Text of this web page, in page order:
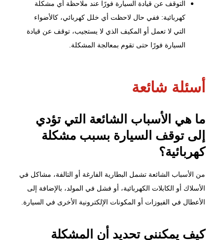
التوقف عن قيادة السيارة فورًا عند ملاحظة أي مشكلة
كهربائية: ففي حال لاحظت أي خلل كهربائي، كالأضواء
التي لا تعمل أو المكيف الذي لا يستجيب، توقف عن قيادة
السيارة فورًا حتى تقوم بمعالجة المشكلة.
أسئلة شائعة
ما هي الأسباب الشائعة التي تؤدي
إلى توقف السيارة بسبب مشكلة
كهربائية؟
من الأسباب الشائعة تشمل البطارية الفارغة أو التالفة، مشاكل في
الأسلاك أو الكابلات الكهربائية، أو فشل في المولد، بالإضافة إلى
الأعطال في الفيوزات أو المكونات الإلكترونية الأخرى في السيارة.
كيف يمكنني تحديد أن المشكلة